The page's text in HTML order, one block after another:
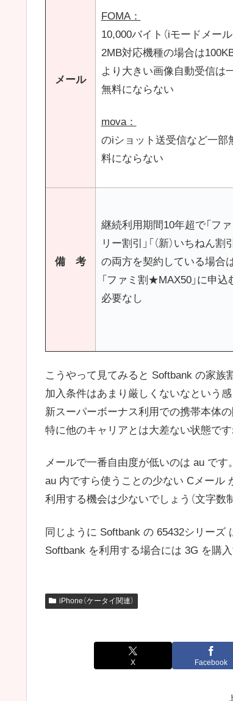
メール
FOMA：
10,000バイト（iモードメール
2MB対応機種の場合は100KB
より大きい画像自動受信は
無料にならない
mova：
のiショット送受信など一部
料にならない
備 考
継続利用期間10年超で「ファ
リー割引」「（新）いちねん割
の両方を契約している場合
「ファミ割★MAX50」に申込
必要なし
こうやって見てみると Softbank の家族
加入条件はあまり厳しくないなという
新スーパーボーナス利用での携帯本体
特に他のキャリアとは大差ない状態です
メールで一番自由度が低いのは au です。
au 内ですら使うことの少ない Cメール
利用する機会は少ないでしょう（文字数
同じように Softbank の 65432シリーズ
Softbank を利用する場合には 3G を購
iPhone（ケータイ関連）
X Facebook